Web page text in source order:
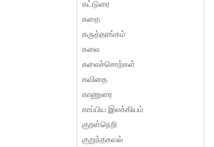
கட்டுரை
கதை
கருத்தரங்கம்
கலை
கலைச்சொற்கள்
கவிதை
காணுரை
காப்பிய இலக்கியம்
குறள்நெறி
குறுந்தகவல்